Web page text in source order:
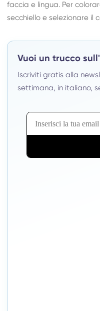
faccia e lingua. Per
secchiello e selezionare il
Vuoi un trucco
Iscriviti gratis alla
settimana, in italiano,